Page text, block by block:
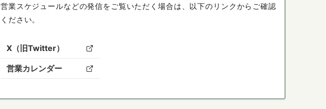
営業スケジュールなどの発信をご覧いただく場合は、以下のリンクからご確認
ください。
X（旧Twitter）
営業カレンダー